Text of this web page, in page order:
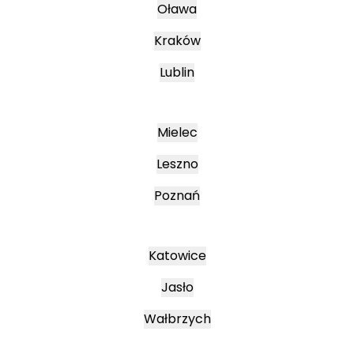
Oława
Kraków
Lublin
Mielec
Leszno
Poznań
Katowice
Jasło
Wałbrzych